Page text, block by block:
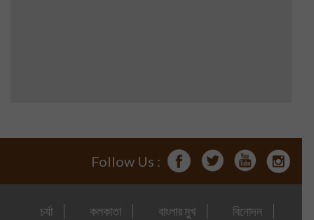
Follow Us :
চর্যা কলকাতা বাংলার মুখ বিনোদন